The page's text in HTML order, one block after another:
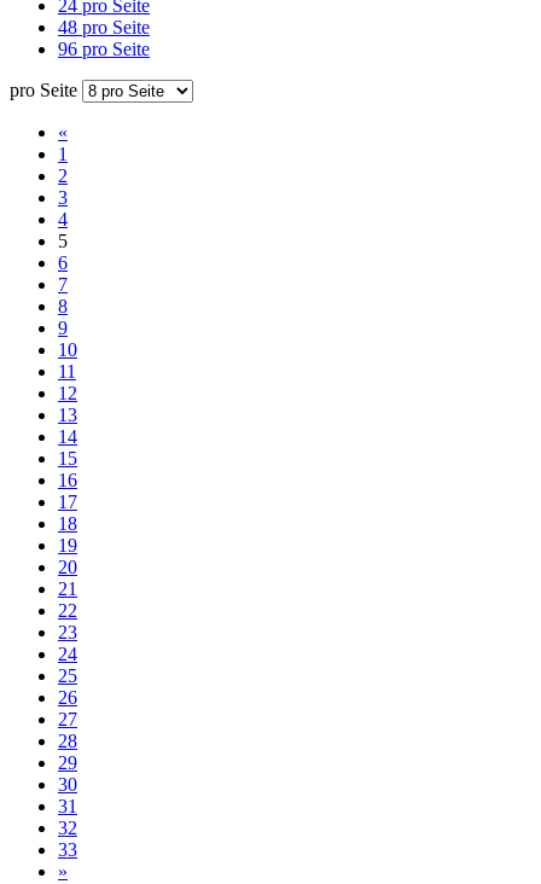
24 pro Seite
48 pro Seite
96 pro Seite
pro Seite
«
1
2
3
4
5
6
7
8
9
10
11
12
13
14
15
16
17
18
19
20
21
22
23
24
25
26
27
28
29
30
31
32
33
»